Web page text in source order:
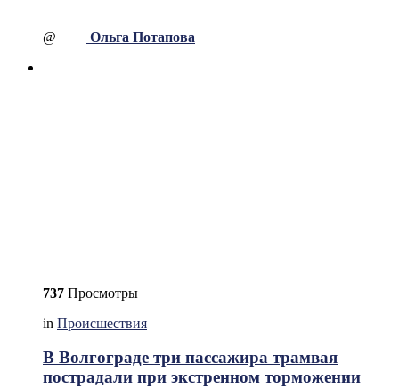
@ Ольга Потапова
737 Просмотры
in Происшествия
В Волгограде три пассажира трамвая
пострадали при экстренном торможении